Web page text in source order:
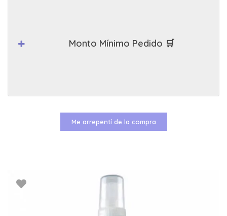
Monto Mínimo Pedido 🛒
Me arrepentí de la compra